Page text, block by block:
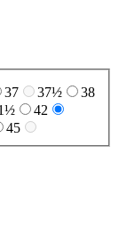
37 37½
38
42
45